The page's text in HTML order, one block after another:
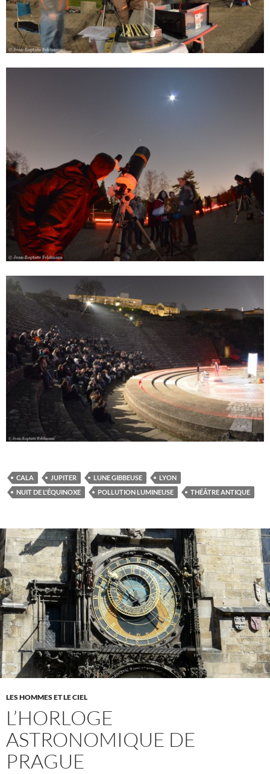
CALA JUPITER LUNE GIBBEUSE
LYON
NUIT DE L'ÉQUINOXE
POLLUTION LUMINEUSE THÉÂTRE ANTIQUE
LES HOMMES ET LE CIEL
L’HORLOGE
ASTRONOMIQUE DE
PRAGUE